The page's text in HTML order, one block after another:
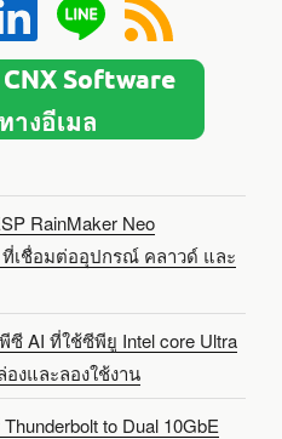
RainMaker Neo
เชื่อมต่ออุปกรณ์ คลาวด์ และ
ซี AI ที่ใช้ซีพียู Intel core Ultra
องและลองใช้งาน
to Dual 10GbE